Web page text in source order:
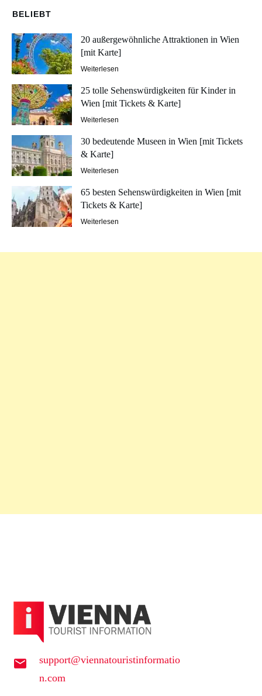
BELIEBT
20 außergewöhnliche Attraktionen in Wien
[mit Karte]
Weiterlesen
25 tolle Sehenswürdigkeiten für Kinder in
Wien [mit Tickets & Karte]
Weiterlesen
30 bedeutende Museen in Wien [mit Tickets
& Karte]
Weiterlesen
65 besten Sehenswürdigkeiten in Wien [mit
Tickets & Karte]
Weiterlesen
support@viennatouristinformatio
n.com